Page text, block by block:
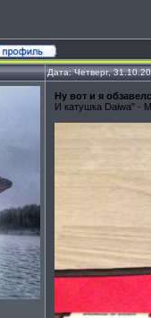
Дата: Четверг,
Ну вот и я
И катушка Daiwa" -